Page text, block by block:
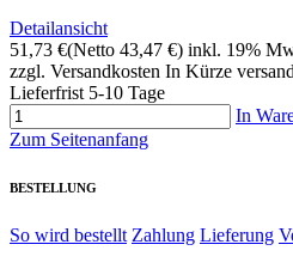
Detailansicht
51,73 €(Netto 43,47 €) inkl. 19%
zzgl. Versandkosten In Kürze
Lieferfrist 5-10 Tage
In
Zum Seitenanfang
BESTELLUNG
So wird bestellt Zahlung Lieferung